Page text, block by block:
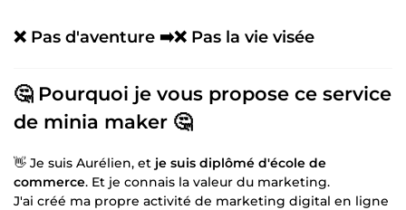
❌ Pas d'aventure ➡️❌ Pas la vie visée
🤔 Pourquoi je vous propose ce service
de minia maker 🤔
👋 Je suis Aurélien, et je suis diplômé d'école de
commerce. Et je connais la valeur du marketing.
J'ai créé ma propre activité de marketing digital en ligne